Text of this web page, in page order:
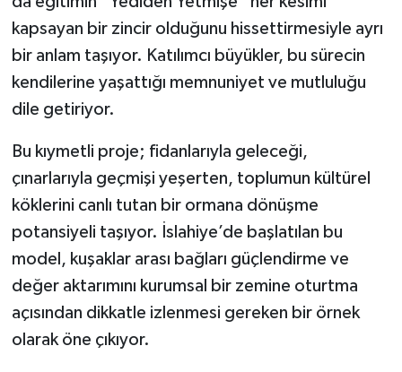
kapsayan bir zincir olduğunu hissettirmesiyle ayrı
bir anlam taşıyor. Katılımcı büyükler, bu sürecin
kendilerine yaşattığı memnuniyet ve mutluluğu
dile getiriyor.
Bu kıymetli proje; fidanlarıyla geleceği,
çınarlarıyla geçmişi yeşerten, toplumun kültürel
köklerini canlı tutan bir ormana dönüşme
potansiyeli taşıyor. İslahiye’de başlatılan bu
model, kuşaklar arası bağları güçlendirme ve
değer aktarımını kurumsal bir zemine oturtma
açısından dikkatle izlenmesi gereken bir örnek
olarak öne çıkıyor.